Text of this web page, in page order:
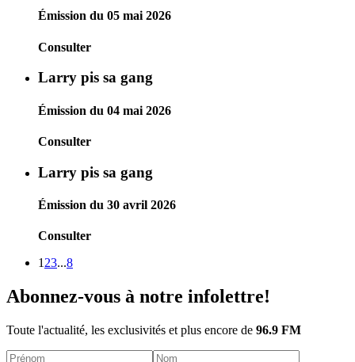
Émission du 05 mai 2026
Consulter
Larry pis sa gang
Émission du 04 mai 2026
Consulter
Larry pis sa gang
Émission du 30 avril 2026
Consulter
1 23...8
Abonnez-vous à notre infolettre!
Toute l'actualité, les exclusivités et plus encore de 96.9 FM